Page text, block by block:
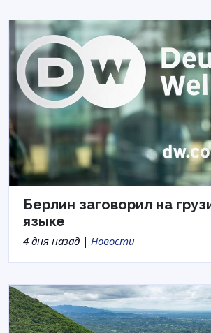
Берлин заговорил на
языке
4 дня назад | Новости